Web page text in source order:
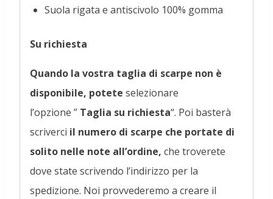
Suola rigata e antiscivolo 100% gomma
Su richiesta
Quando la vostra taglia di scarpe non è
disponibile, potete selezionare
l’opzione ” Taglia su richiesta“. Poi basterà
scriverci il numero di scarpe che portate di
solito nelle note all’ordine, che troverete
dove state scrivendo l’indirizzo per la
spedizione. Noi provvederemo a creare il